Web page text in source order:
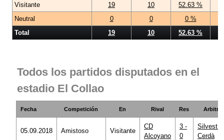
Visitante
19 10
52.63 %
Neutral
0 0
0 %
Total
19 10 52.63 %
Todos los partidos disputados en el
estadio El Collao
Fecha Competición En Rival Res Arbitro
05.09.2018 Amistoso Visitante
CD
Alcoyano
3 -
0
Silvestre
Cerdà